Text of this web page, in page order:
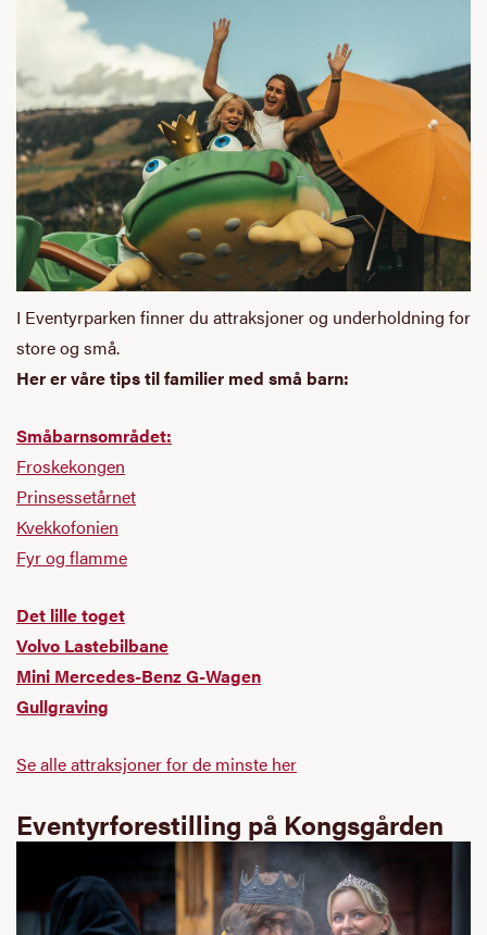
I Eventyrparken finner du attraksjoner og underholdning for
store og små.
Her er våre tips til familier med små barn:
Småbarnsområdet:
Froskekongen
Prinsessetårnet
Kvekkofonien
Fyr og flamme
Det lille toget
Volvo Lastebilbane
Mini Mercedes-Benz G-Wagen
Gullgraving
Se alle attraksjoner for de minste her
Eventyrforestilling på Kongsgården